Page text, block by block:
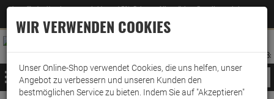
Jetzt für den Newsletter entscheiden und 5% Rabatt auf Ihre nächste Bestellung erhalten
–Zum Newsletter
ANMELDEN
AUFKLAPPEN
MERKZETTEL
WARENKORB:
MENÜ
WIR VERWENDEN COOKIES
Unser Online-Shop verwendet Cookies, die uns helfen, unser
Angebot zu verbessern und unseren Kunden den
bestmöglichen Service zu bieten. Indem Sie auf "Akzeptieren"